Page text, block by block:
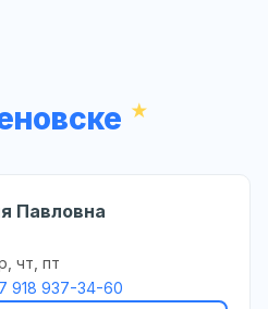
Павловна
чт, пт
918 937-34-60